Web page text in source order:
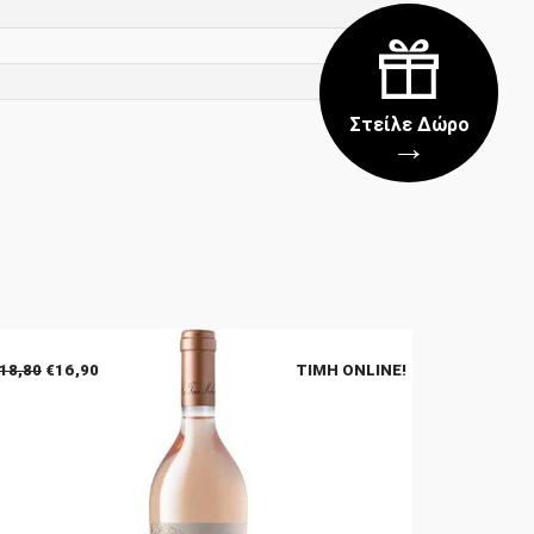
Στείλε Δώρο
→
18,80 Original
€16,90Η
ΤΙΜΉ ONLINE!